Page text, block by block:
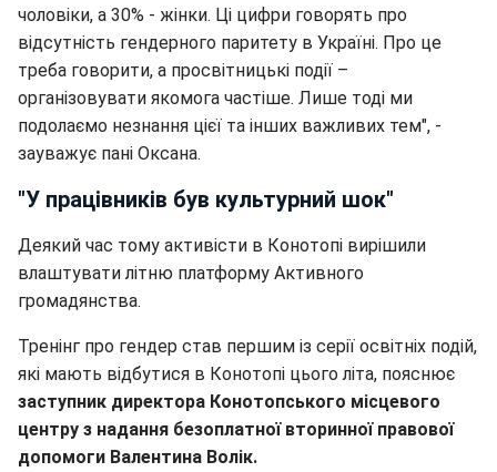
чоловіки, а 30% - жінки. Ці цифри говорять про
відсутність гендерного паритету в Україні. Про це
треба говорити, а просвітницькі події –
організовувати якомога частіше. Лише тоді ми
подолаємо незнання цієї та інших важливих тем", -
зауважує пані Оксана.
"У працівників був культурний шок"
Деякий час тому активісти в Конотопі вирішили
влаштувати літню платформу Активного
громадянства.
Тренінг про гендер став першим із серії освітніх подій,
які мають відбутися в Конотопі цього літа, пояснює
заступник директора Конотопського місцевого
центру з надання безоплатної вторинної правової
допомоги Валентина Волік.